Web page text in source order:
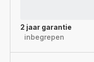
2 jaar garantie
inbegrepen